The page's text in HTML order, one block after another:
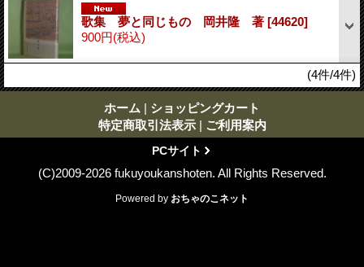
歌集 夢と同じもの 岡井隆 著 [44620]
900円(税込)
(4件/4件)
ホーム | ショッピングカート
特定商取引法表示 | ご利用案内
PCサイト
(C)2009-2026 fukuyoukanshoten. All Rights Reserved.
Powered by おちゃのこネット